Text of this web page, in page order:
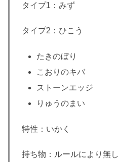
タイプ1：みず
タイプ2：ひこう
たきのぼり
こおりのキバ
ストーンエッジ
りゅうのまい
特性：いかく
持ち物：ルールにより無し